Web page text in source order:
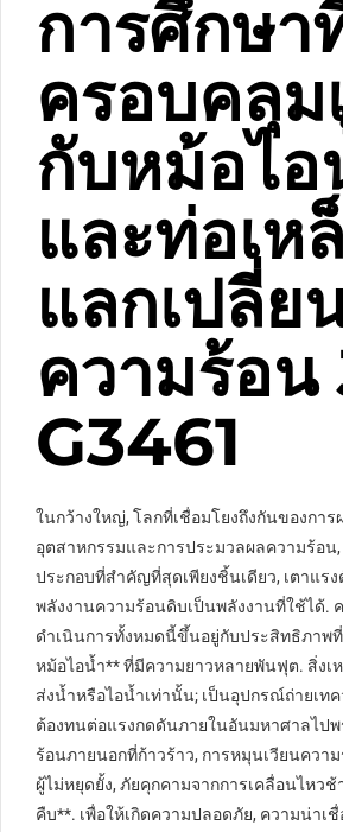
การศึกษา
ครอบคลุม
กับหม้อไอ
และท่อเห
แลกเปลี่ย
ความร้อน
G3461
ในกว้างใหญ่, โลกที่เชื่อมโยงถึงกันของกา
อุตสาหกรรมและการประมวลผลความร้อน
ประกอบที่สำคัญที่สุดเพียงชิ้นเดียว, เตาแร
พลังงานความร้อนดิบเป็นพลังงานที่ใช้ได้.
ดำเนินการทั้งหมดนี้ขึ้นอยู่กับประสิทธิภาพ
หม้อไอน้ำ** ที่มีความยาวหลายพันฟุต. สิ่งเ
ส่งน้ำหรือไอน้ำเท่านั้น; เป็นอุปกรณ์ถ่ายเ
ต้องทนต่อแรงกดดันภายในอันมหาศาลไป
ร้อนภายนอกที่ก้าวร้าว, การหมุนเวียนควา
ผู้ไม่หยุดยั้ง, ภัยคุกคามจากการเคลื่อนไหวช้
คืบ**. เพื่อให้เกิดความปลอดภัย, ความน่าเ